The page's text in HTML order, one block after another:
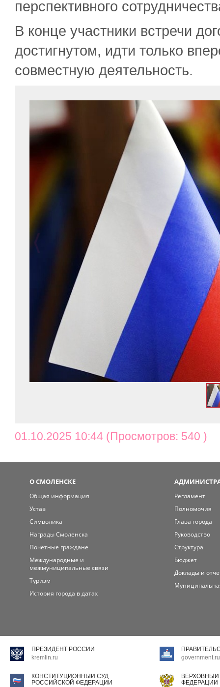
перспективного
В конце участники встречи
достигнутом, идти только
совместную деятельность.
01.10.2025 10:44 (Просмотров: 540 )
О СМОЛЕНСКЕ
Общая информация
Устав
Символика
Награды Смоленска
Почётные граждане
Международные и
межмуниципальные связи
Туризм
История города в датах
Регламент
Полномочия
Глава города
Руководство
Структура
Бюджет
Доклады и
ПРЕЗИДЕНТ РОССИИ
kremlin.ru
government.ru
КОНСТИТУЦИОННЫЙ СУД
РОССИЙСКОЙ ФЕДЕРАЦИИ
ФЕДЕРАЦИИ